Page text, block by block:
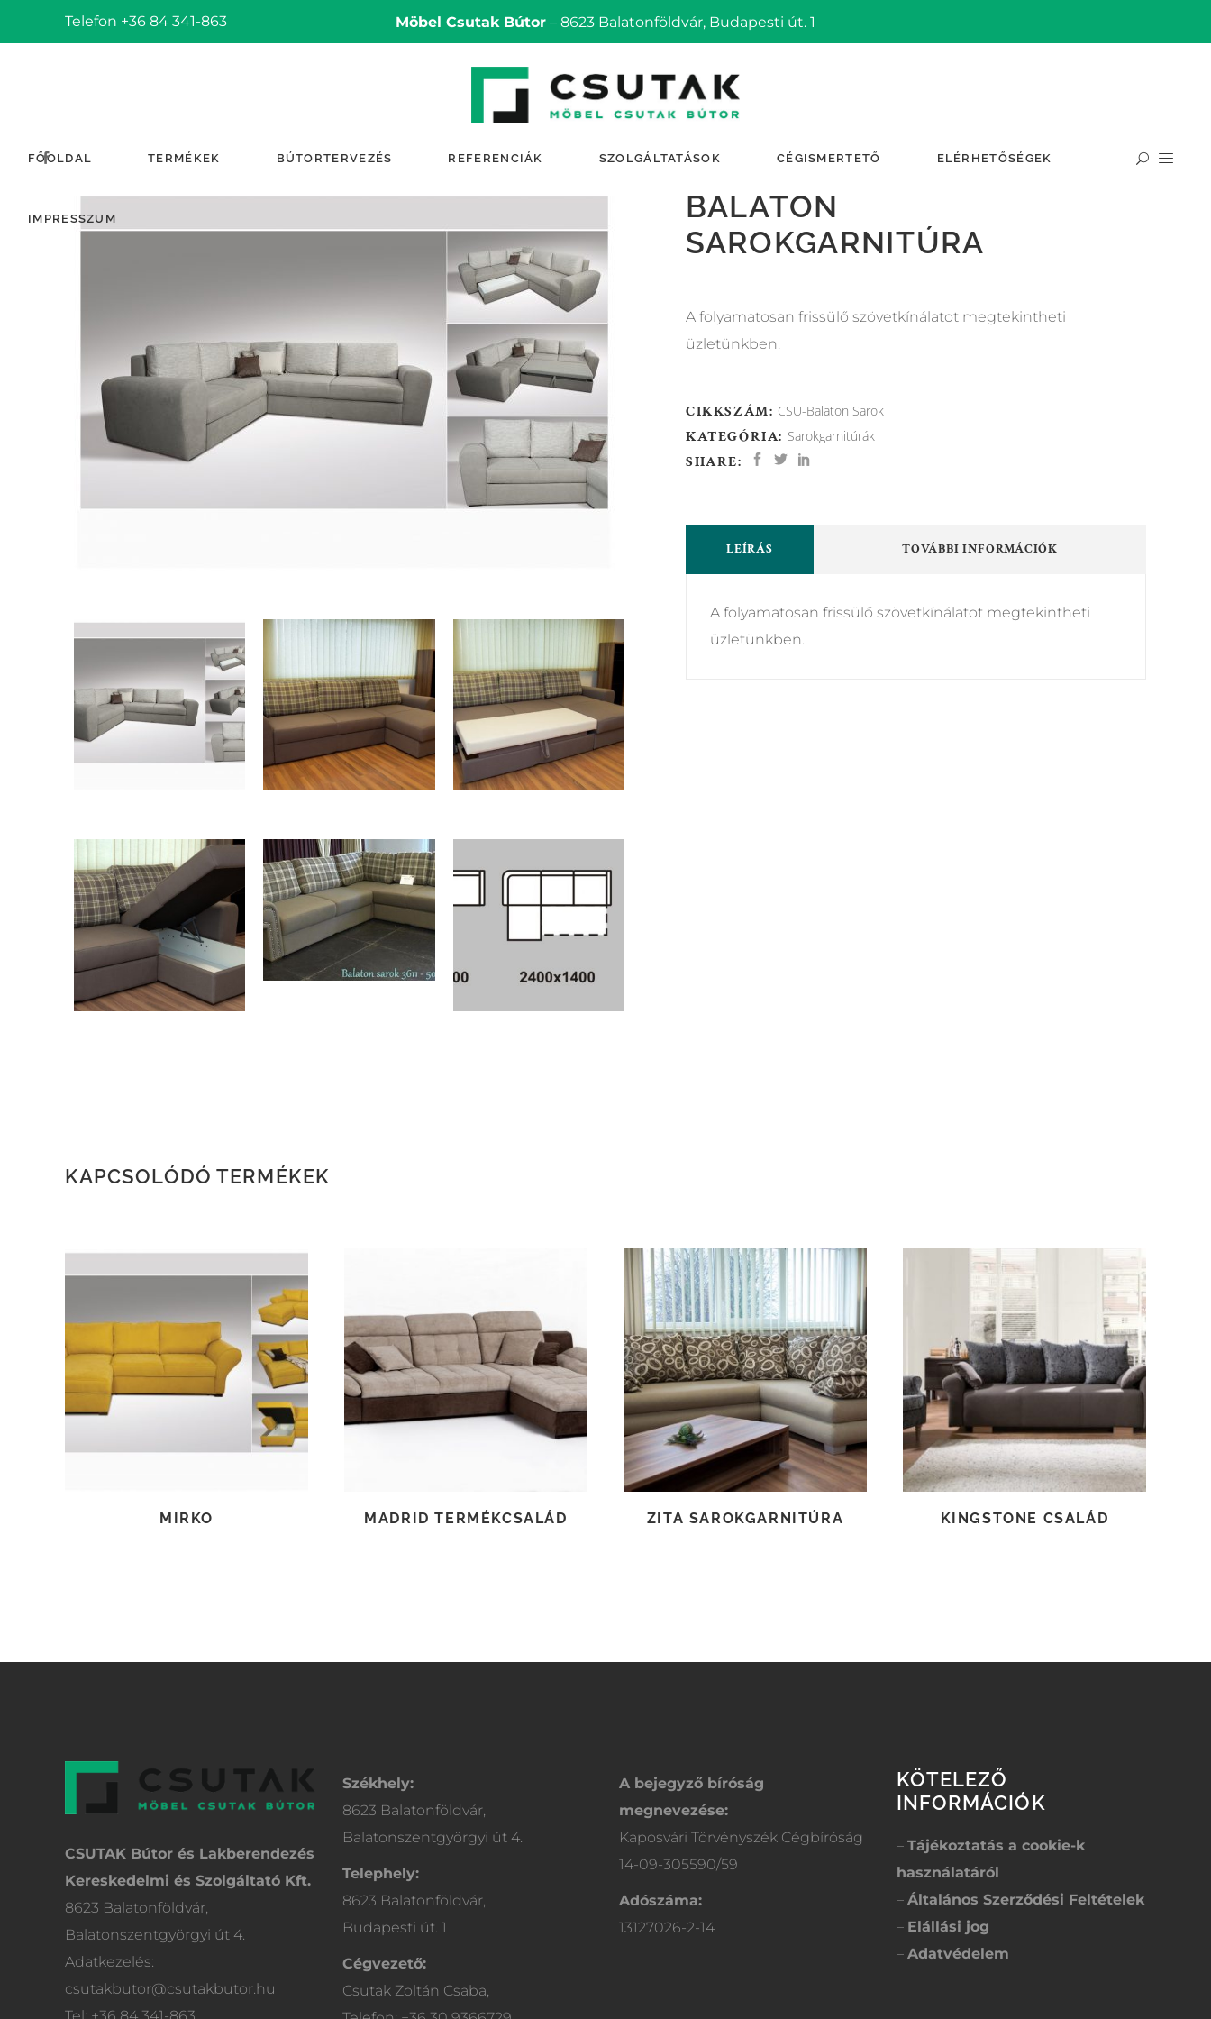
Telefon +36 84 341-863 Möbel Csutak Bútor – 8623 Balatonföldvár, Budapesti út. 1
FŐOLDAL TERMÉKEK BÚTORTERVEZÉS REFERENCIÁK SZOLGÁLTATÁSOK CÉGISMERTETŐ ELÉRHETŐSÉGEK
IMPRESSZUM
BALATON
SAROKGARNITÚRA
A folyamatosan frissülő szövetkínálatot megtekintheti
üzletünkben.
CIKKSZÁM: CSU-Balaton Sarok
KATEGÓRIA: Sarokgarnitúrák
SHARE:
LEÍRÁS TOVÁBBI INFORMÁCIÓK
A folyamatosan frissülő szövetkínálatot megtekintheti
üzletünkben.
KAPCSOLÓDÓ TERMÉKEK
TOVÁBB OLVASOM
MIRKO
TOVÁBB OLVASOM
MADRID TERMÉKCSALÁD
TOVÁBB OLVASOM
ZITA SAROKGARNITÚRA
TOVÁBB OLVASOM
KINGSTONE CSALÁD
CSUTAK Bútor és Lakberendezés
Kereskedelmi és Szolgáltató Kft.
8623 Balatonföldvár,
Balatonszentgyörgyi út 4.
Adatkezelés:
csutakbutor@csutakbutor.hu
Székhely:
8623 Balatonföldvár,
Balatonszentgyörgyi út 4.
Telephely:
8623 Balatonföldvár,
Budapesti út. 1
Cégvezető:
Csutak Zoltán Csaba,
A bejegyző bíróság
megnevezése:
Kaposvári Törvényszék Cégbíróság
14-09-305590/59
Adószáma:
13127026-2-14
KÖTELEZŐ
INFORMÁCIÓK
– Tájékoztatás a cookie-k
használatáról
– Általános Szerződési Feltételek
– Elállási jog
– Adatvédelem